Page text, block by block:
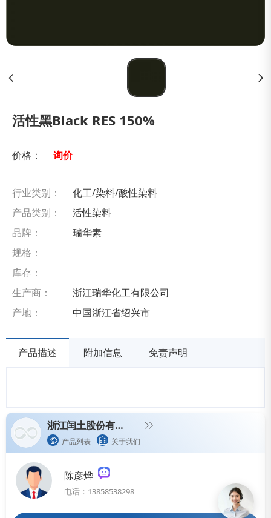
活性黑Black RES 150%
价格： 询价
行业类别：
化工/染料/酸性染料
产品类别：
活性染料
品牌：
瑞华素
规格：
库存：
生产商：
浙江瑞华化工有限公司
产地：
中国浙江省绍兴市
产品描述 附加信息 免责声明
浙江闰土股份有限公司
产品列表 关于我们
陈彦烨
电话：13858538298